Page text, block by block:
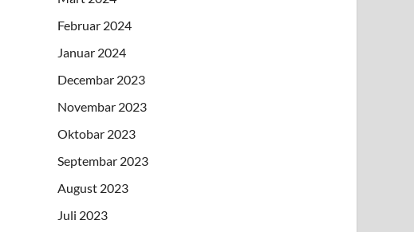
Februar 2024
Januar 2024
Decembar 2023
Novembar 2023
Oktobar 2023
Septembar 2023
August 2023
Juli 2023